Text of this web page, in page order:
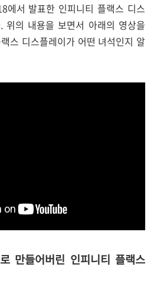
에서 발표한 인피니티 플랙스 디스
위의 내용을 보면서 아래의 영상을
스 디스플레이가 어떤 녀석인지 알
만들어버린 인피니티 플랙스